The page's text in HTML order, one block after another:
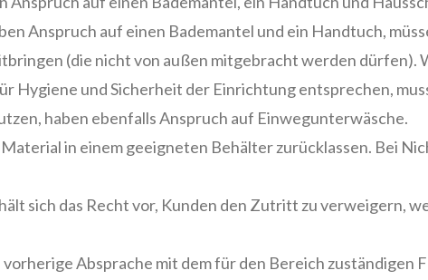
Anspruch auf einen Bademantel und ein Handtuch,
(die nicht von außen mitgebracht werden dürfen).
Hygiene und Sicherheit der Einrichtung entsprechen,
haben ebenfalls Anspruch auf Einwegunterwäsche.
in einem geeigneten Behälter zurücklassen. Bei
sich das Recht vor, Kunden den Zutritt zu verweigern,
Absprache mit dem für den Bereich zuständigen